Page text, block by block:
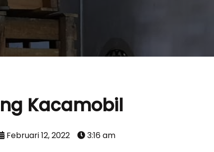
Kacamobil
Februari 12, 2022 3:16 am